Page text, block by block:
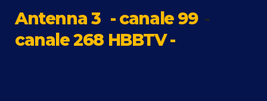
Antenna 3 - canale 99 -
canale 268 HBBTV -